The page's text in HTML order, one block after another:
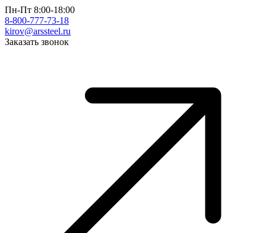
Пн-Пт 8:00-18:00
8-800-777-73-18
kirov@arssteel.ru
Заказать звонок